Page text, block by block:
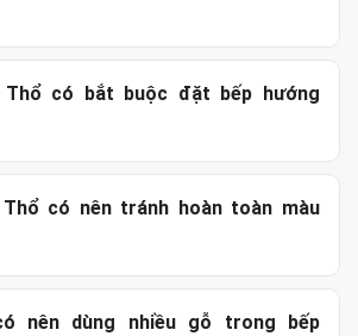
Thổ có bắt buộc đặt bếp hướng
Thổ có nên tránh hoàn toàn màu
nên dùng nhiều gỗ trong bếp